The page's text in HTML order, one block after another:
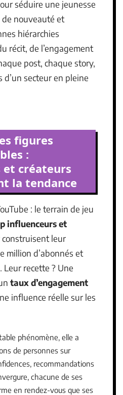
séduire une jeunesse
nouveauté et
hiérarchies
récit, de l’engagement
post, chaque story,
secteur en pleine
figures
:
créateurs
la tendance
: le terrain de jeu
influenceurs et
construisent leur
million d’abonnés et
recette ? Une
taux d’engagement
influence réelle sur les
phénomène, elle a
de personnes sur
recommandations
chacune de ses
en rendez-vous que ses